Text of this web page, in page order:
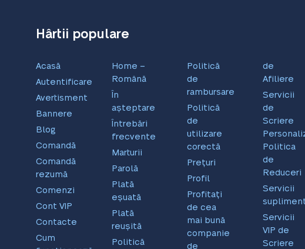
Hârtii populare
Acasă
Autentificare
Avertisment
Bannere
Blog
Comandă
Comandă
rezumă
Comenzi
Cont VIP
Contacte
Cum
Home –
Română
În
așteptare
Întrebări
frecvente
Marturii
Parolă
Plată
eșuată
Plată
reușită
Politică
Politică
de
rambursare
Politică
de
utilizare
corectă
Prețuri
Profil
Profitați
de cea
mai bună
companie
de
de
Afiliere
Servicii
de
Scriere
Politica
de
Reduceri
Servicii
Servicii
VIP de
Scriere